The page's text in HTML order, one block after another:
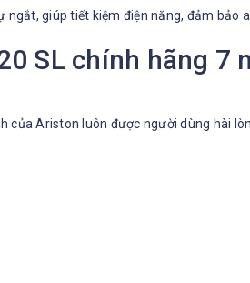
giúp tiết kiệm điện năng, đảm bảo
SL chính hãng 7
của Ariston luôn được người dùng hài